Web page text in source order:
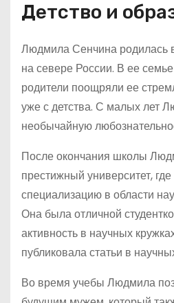
Детство и
Людмила Сенчина родилась
на севере России. В ее
родители поощряли ее
уже с детства. С малых лет
необычайную
После окончания школы
престижный университет,
специализацию в области
Она была отличной
активность в научных
публиковала статьи в
Во время учебы Людмила